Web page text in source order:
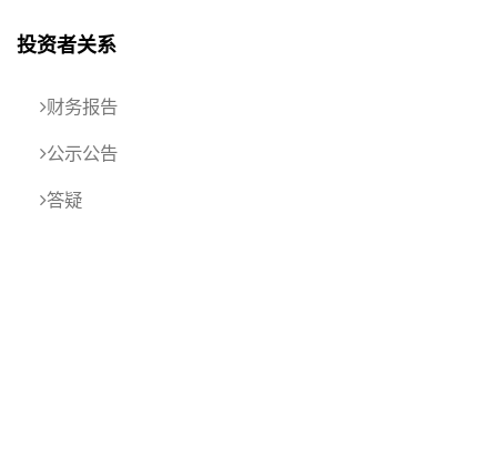
投资者关系
财务报告
公示公告
答疑